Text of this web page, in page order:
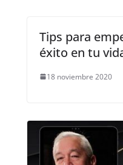
Tips para
éxito en tu
18 noviembre 2020